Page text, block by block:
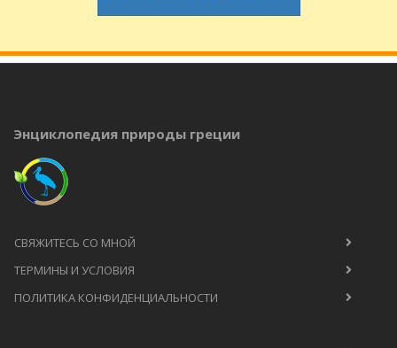
Энциклопедия природы греции
СВЯЖИТЕСЬ СО МНОЙ
ТЕРМИНЫ И УСЛОВИЯ
ПОЛИТИКА КОНФИДЕНЦИАЛЬНОСТИ